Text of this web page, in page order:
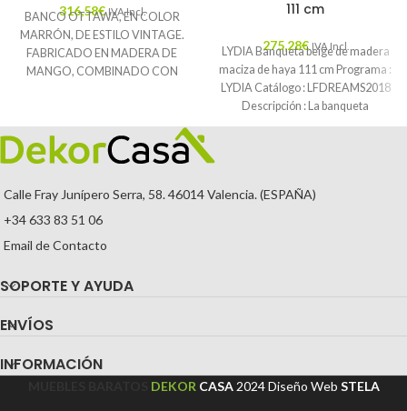
316,58€ IVA Incl.
BANCO OTTAWA, EN COLOR
MARRÓN, DE ESTILO VINTAGE.
FABRICADO EN MADERA DE
MANGO, COMBINADO CON
111 cm
275,28€ IVA Incl.
LYDIA Banqueta beige de madera
maciza de haya 111 cm Programa :
LYDIA Catálogo : LFDREAMS2018
Descripción : La banqueta
Calle Fray Junípero Serra, 58. 46014 Valencia. (ESPAÑA)
+34 633 83 51 06
Email de Contacto
SOPORTE Y AYUDA
ENVÍOS
INFORMACIÓN
DEKOR CASA 2024Diseño Web STELA